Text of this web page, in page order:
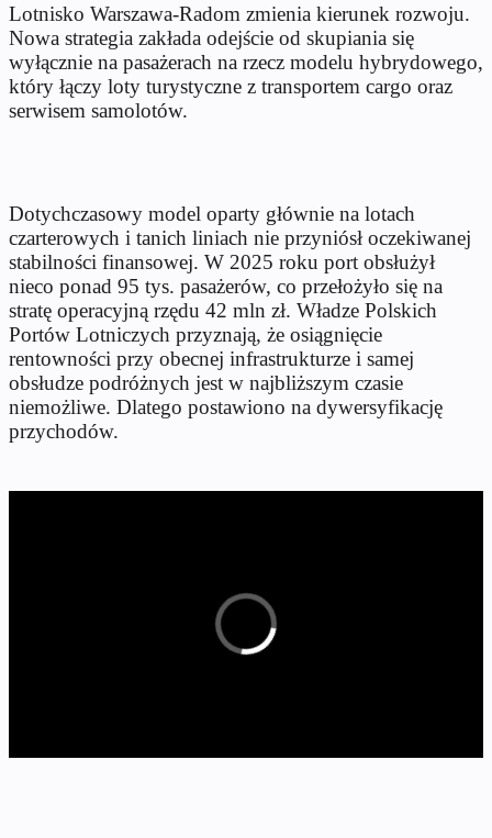
Lotnisko Warszawa-Radom zmienia kierunek rozwoju.
Nowa strategia zakłada odejście od skupiania się
wyłącznie na pasażerach na rzecz modelu hybrydowego,
który łączy loty turystyczne z transportem cargo oraz
serwisem samolotów.
Dotychczasowy model oparty głównie na lotach
czarterowych i tanich liniach nie przyniósł oczekiwanej
stabilności finansowej. W 2025 roku port obsłużył
nieco ponad 95 tys. pasażerów, co przełożyło się na
stratę operacyjną rzędu 42 mln zł. Władze Polskich
Portów Lotniczych przyznają, że osiągnięcie
rentowności przy obecnej infrastrukturze i samej
obsłudze podróżnych jest w najbliższym czasie
niemożliwe. Dlatego postawiono na dywersyfikację
przychodów.